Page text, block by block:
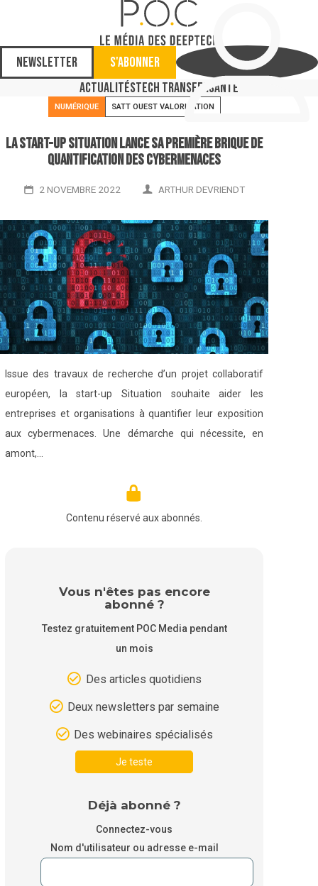
Newsletter
S'abonner
ActualitésTech TransferSanté
NUMÉRIQUE SATT OUEST VALORISATION
La start-up Situation lance sa première brique de
quantification des cybermenaces
2 NOVEMBRE 2022 ARTHUR DEVRIENDT
Issue des travaux de recherche d’un projet collaboratif
européen, la start-up Situation souhaite aider les
entreprises et organisations à quantifier leur exposition
aux cybermenaces. Une démarche qui nécessite, en
amont,…
Contenu réservé aux abonnés.
Vous n'êtes pas encore
abonné ?
Testez gratuitement POC Media pendant
un mois
Des articles quotidiens
Deux newsletters par semaine
Des webinaires spécialisés
Je teste
Déjà abonné ?
Connectez-vous
Nom d'utilisateur ou adresse e-mail